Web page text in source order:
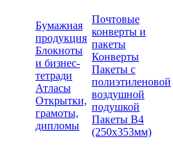
Бумажная
продукция
Блокноты
и бизнес-
тетради
Атласы
Открытки,
грамоты,
дипломы
Почтовые
конверты и
пакеты
Конверты
Пакеты с
полиэтиленовой
воздушной
подушкой
Пакеты В4
(250х353мм)